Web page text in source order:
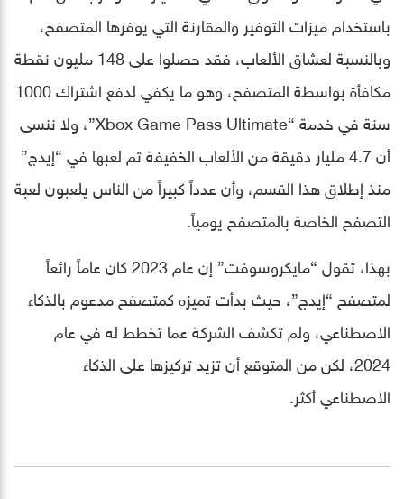
باستخدام ميزات التوفير والمقارنة التي يوفرها المتصفح،
وبالنسبة لعشاق الألعاب، فقد حصلوا على 148 مليون نقطة
مكافأة بواسطة المتصفح، وهو ما يكفي لدفع اشتراك 1000
سنة في خدمة “Xbox Game Pass Ultimate”، ولا ننسى
أن 4.7 مليار دقيقة من الألعاب الخفيفة تم لعبها في “إيدج”
منذ إطلاق هذا القسم، وأن عدداً كبيراً من الناس يلعبون لعبة
التصفح الخاصة بالمتصفح يومياً.
بهذا، تقول “مايكروسوفت” إن عام 2023 كان عاماً رائعاً
لمتصفح “إيدج”، حيث بدأت تميزه كمتصفح مدعوم بالذكاء
الاصطناعي، ولم تكشف الشركة عما تخطط له في عام
2024، لكن من المتوقع أن تزيد تركيزها على الذكاء
الاصطناعي أكثر.